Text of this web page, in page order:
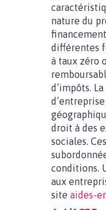
nature du
différentes
à taux zéro
d’impôts.
droit à des
sociales.
conditions.
aux
site aides-